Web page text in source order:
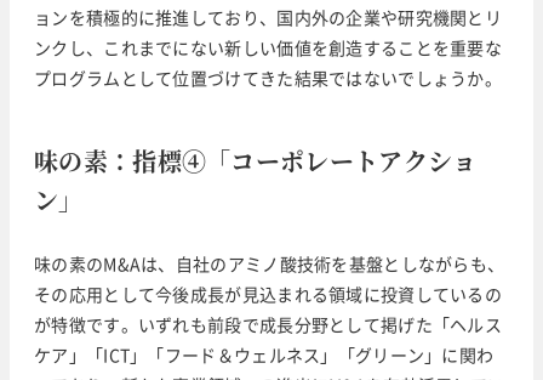
ョンを積極的に推進しており、国内外の企業や研究機関とリ
ンクし、これまでにない新しい価値を創造することを重要な
プログラムとして位置づけてきた結果ではないでしょうか。
味の素：指標④「コーポレートアクショ
ン」
味の素のM&Aは、自社のアミノ酸技術を基盤としながらも、
その応用として今後成長が見込まれる領域に投資しているの
が特徴です。いずれも前段で成長分野として掲げた「ヘルス
ケア」「ICT」「フード＆ウェルネス」「グリーン」に関わ